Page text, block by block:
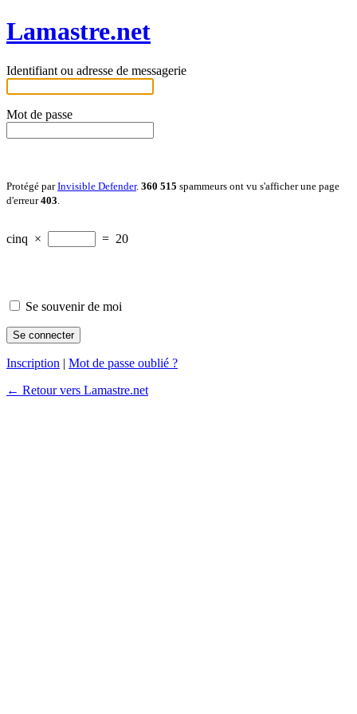
Lamastre.net
Identifiant ou adresse de messagerie
Mot de passe
Protégé parInvisible Defender. 360 515 spammeurs ont vu s'afficher une page
d'erreur403
cinq × = 20
Se souvenir de moi
Inscription | Mot de passe oublié ?
← Retour vers Lamastre.net